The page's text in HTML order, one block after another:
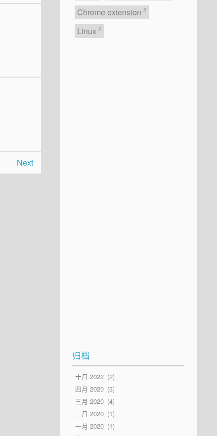
Next
Chrome extension 2
Linux 2
归档
十月 2022 2
四月 2020 3
三月 2020 4
二月 2020 1
一月 2020 1